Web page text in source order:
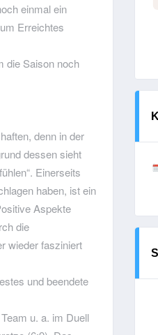
einmal ein
Erreichtes
die Saison noch
denn in der
dessen sieht
Einerseits
haben, ist ein
Aspekte
die
wieder fasziniert
und beendete
u. a. im Duell